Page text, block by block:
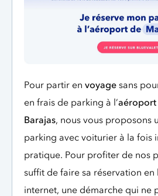
Pour partir en voyage sans
en frais de parking à l’
Barajas, nous vous proposons
parking avec voiturier à la fois
pratique. Pour profiter de nos
suffit de faire sa réservation
internet, une démarche qui ne